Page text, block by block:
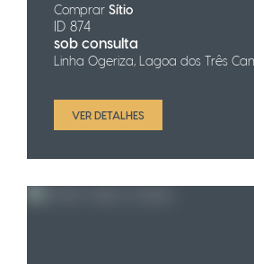
Comprar Sítio
ID 874
sob consulta
Linha Ogeriza, Lagoa dos Três
VER DETALHES